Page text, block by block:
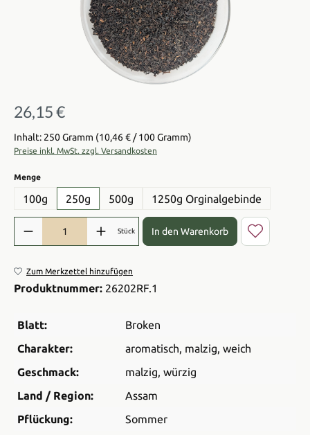
Regulärer Preis:
26,15 €
Inhalt: 250 Gramm (10,46 € / 100 Gramm)
Preise inkl. MwSt. zzgl. Versandkosten
Mengeauswählen
100g 250g 500g 1250g Orginalgebinde
Produkt Anzahl: Gib den gewünschten Wert ein oder benutze die
Stück In den Warenkorb
Zum Merkzettel hinzufügen
Produktnummer: 26202RF.1
Blatt:
Broken
Charakter:
aromatisch, malzig, weich
Geschmack:
malzig, würzig
Land / Region:
Assam
Pflückung:
Sommer